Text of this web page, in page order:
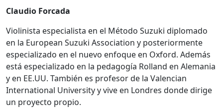
Claudio Forcada
Violinista especialista en el Método Suzuki diplomado
en la European Suzuki Association y posteriormente
especializado en el nuevo enfoque en Oxford. Además
está especializado en la pedagogía Rolland en Alemania
y en EE.UU. También es profesor de la Valencian
International University y vive en Londres donde dirige
un proyecto propio.